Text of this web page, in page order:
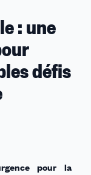
: une
défis
pour la